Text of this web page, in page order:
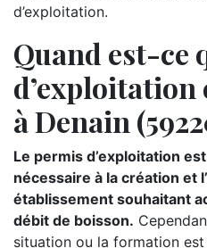
d’exploitation.
Quand est-ce
d’exploitation
à Denain
Le permis d’exploitation
nécessaire à la création et
établissement souhaitant
débit de boisson.
situation ou la formation